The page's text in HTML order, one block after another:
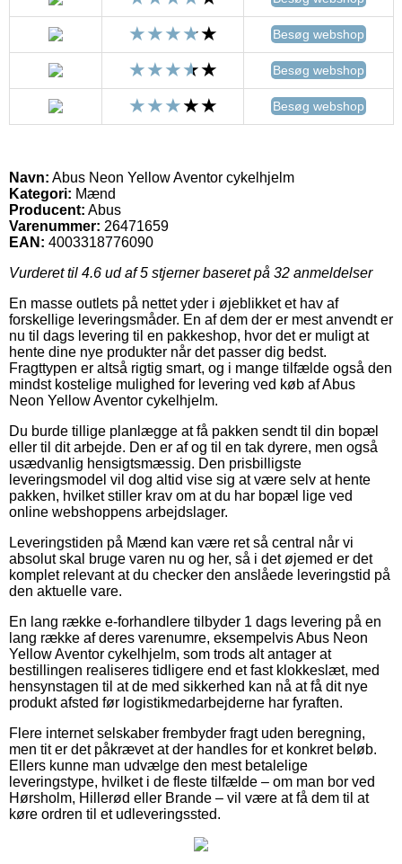
Besøg webshop
Besøg webshop
Besøg webshop
Navn: Abus Neon Yellow Aventor cykelhjelm
Kategori: Mænd
Producent: Abus
Varenummer: 26471659
EAN: 4003318776090
Vurderet til 4.6 ud af 5 stjerner baseret på 32 anmeldelser
En masse outlets på nettet yder i øjeblikket et hav af
forskellige leveringsmåder. En af dem der er mest anvendt er
nu til dags levering til en pakkeshop, hvor det er muligt at
hente dine nye produkter når det passer dig bedst.
Fragttypen er altså rigtig smart, og i mange tilfælde også den
mindst kostelige mulighed for levering ved køb af Abus
Neon Yellow Aventor cykelhjelm.
Du burde tillige planlægge at få pakken sendt til din bopæl
eller til dit arbejde. Den er af og til en tak dyrere, men også
usædvanlig hensigtsmæssig. Den prisbilligste
leveringsmodel vil dog altid vise sig at være selv at hente
pakken, hvilket stiller krav om at du har bopæl lige ved
online webshoppens arbejdslager.
Leveringstiden på Mænd kan være ret så central når vi
absolut skal bruge varen nu og her, så i det øjemed er det
komplet relevant at du checker den anslåede leveringstid på
den aktuelle vare.
En lang række e-forhandlere tilbyder 1 dags levering på en
lang række af deres varenumre, eksempelvis Abus Neon
Yellow Aventor cykelhjelm, som trods alt antager at
bestillingen realiseres tidligere end et fast klokkeslæt, med
hensynstagen til at de med sikkerhed kan nå at få dit nye
produkt afsted før logistikmedarbejderne har fyraften.
Flere internet selskaber frembyder fragt uden beregning,
men tit er det påkrævet at der handles for et konkret beløb.
Ellers kunne man udvælge den mest betalelige
leveringstype, hvilket i de fleste tilfælde – om man bor ved
Hørsholm, Hillerød eller Brande – vil være at få dem til at
køre ordren til et udleveringssted.